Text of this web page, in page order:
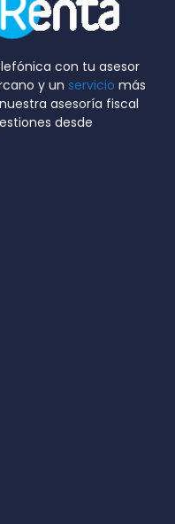
con tu asesor
y un servicio más
asesoría fiscal
desde